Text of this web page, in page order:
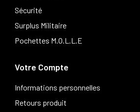
Sécurité
Surplus Militaire
Pochettes M.O.L.L.E
Votre Compte
Informations personnelles
Retours produit